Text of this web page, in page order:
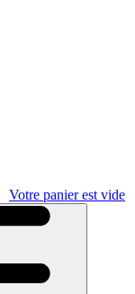
Votre panier est vide